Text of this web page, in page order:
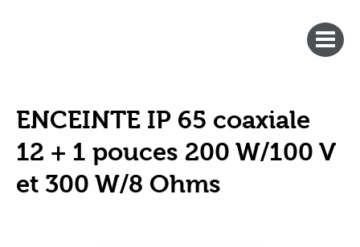
ENCEINTE IP 65 coaxiale
12 + 1 pouces 200 W/100 V
et 300 W/8 Ohms